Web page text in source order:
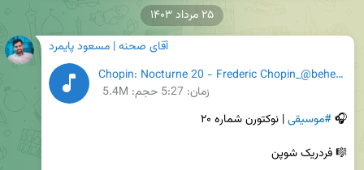
آقای صحنه | مسعود پایمرد
Chopin: Nocturne 20 - Frederic Chopin_@beheshtbikalam.mp3
زمان: 5:27 حجم: 5.4M
🎧 #موسیقی
۲۵ مرداد ۱۴۰۳